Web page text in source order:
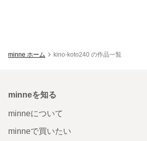
minne ホーム kino-koto240 の作品一覧
minneを知る
minneについて
minneで買いたい